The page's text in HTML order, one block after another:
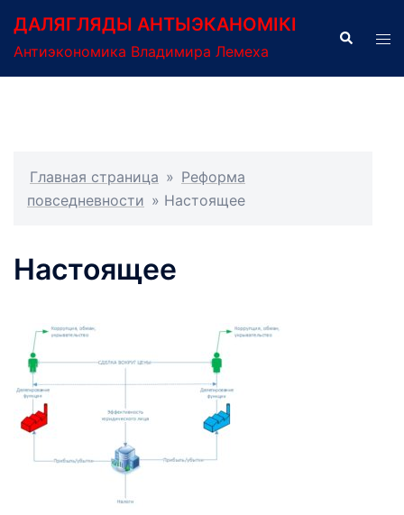
содержимому
ДАЛЯГЛЯДЫ АНТЫЭКАНОМІКІ
Антиэкономика Владимира Лемеха
Поиск
Главная страница » Реформа
повседневности » Настоящее
Настоящее